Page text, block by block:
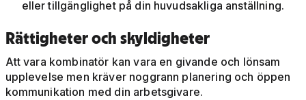
eller tillgänglighet på din huvudsakliga anställning.
Rättigheter och skyldigheter
Att vara kombinatör kan vara en givande och lönsam
upplevelse men kräver noggrann planering och öppen
kommunikation med din arbetsgivare.